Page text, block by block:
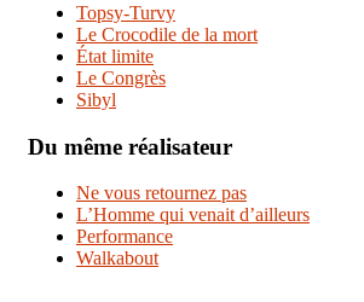
Topsy-Turvy
Le Crocodile de la mort
État limite
Le Congrès
Sibyl
Du même réalisateur
Ne vous retournez pas
L’Homme qui venait d’ailleurs
Performance
Walkabout